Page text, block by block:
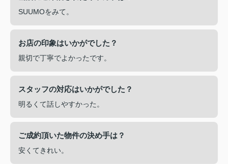
SUUMOをみて。
お店の印象はいかがでした？
親切で丁寧でよかったです。
スタッフの対応はいかがでした？
明るくて話しやすかった。
ご成約頂いた物件の決め手は？
安くてきれい。